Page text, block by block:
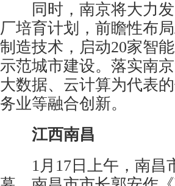
同时，南京将大力发
厂培育计划，前瞻性布
制造技术，启动20家智
示范城市建设。落实南
大数据、云计算为代表
务业等融合创新。
江西南昌
1月17日上午，南昌